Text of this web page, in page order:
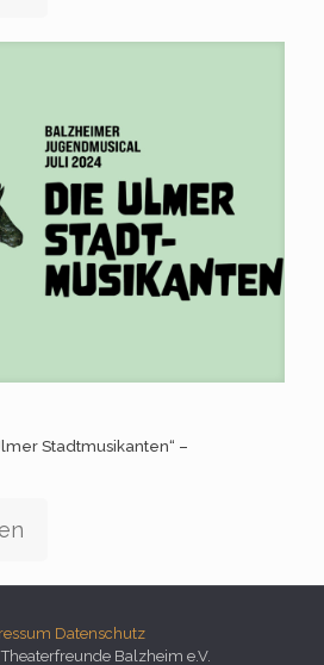
Stadtmusikanten“ –
Datenschutz
Balzheim e.V.